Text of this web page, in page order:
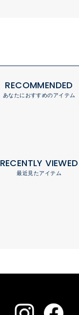
RECOMMENDED
あなたにおすすめのアイテム
RECENTLY VIEWED
最近見たアイテム